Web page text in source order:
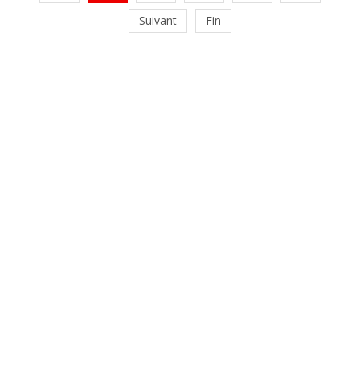
Suivant
Fin